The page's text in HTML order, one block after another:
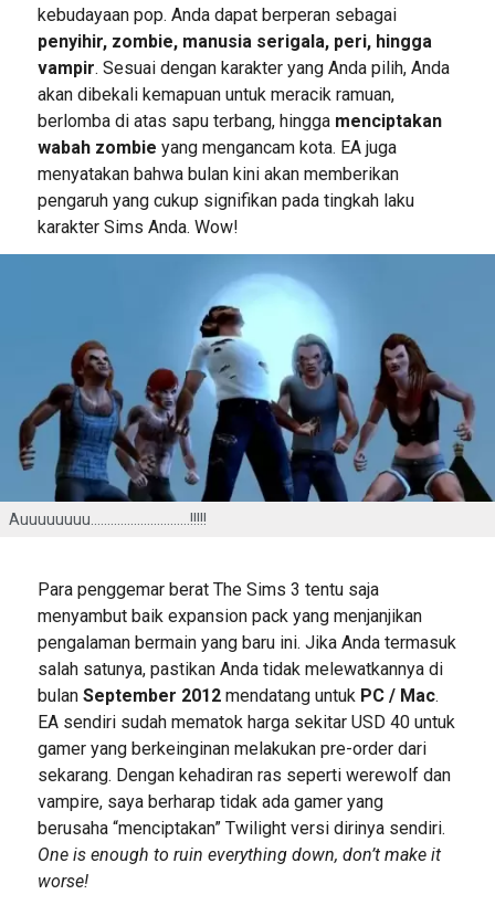
kebudayaan pop. Anda dapat berperan sebagai
penyihir, zombie, manusia serigala, peri, hingga
vampir. Sesuai dengan karakter yang Anda pilih, Anda
akan dibekali kemapuan untuk meracik ramuan,
berlomba di atas sapu terbang, hingga menciptakan
wabah zombie yang mengancam kota. EA juga
menyatakan bahwa bulan kini akan memberikan
pengaruh yang cukup signifikan pada tingkah laku
karakter Sims Anda. Wow!
Auuuuuuuu…………………………!!!!!
Para penggemar berat The Sims 3 tentu saja
menyambut baik expansion pack yang menjanjikan
pengalaman bermain yang baru ini. Jika Anda termasuk
salah satunya, pastikan Anda tidak melewatkannya di
bulan September 2012mendatang untukPC / Mac.
EA sendiri sudah mematok harga sekitar USD 40 untuk
gamer yang berkeinginan melakukan pre-order dari
sekarang. Dengan kehadiran ras seperti werewolf dan
vampire, saya berharap tidak ada gamer yang
berusaha “menciptakan” Twilight versi dirinya sendiri.
One is enough to ruin everything down, don’t make it
worse!